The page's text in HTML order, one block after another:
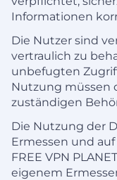
Informationen
Die Nutzer sind
vertraulich zu
unbefugten
Nutzung müssen
zuständigen
Die Nutzung der
Ermessen und
FREE VPN
eigenem